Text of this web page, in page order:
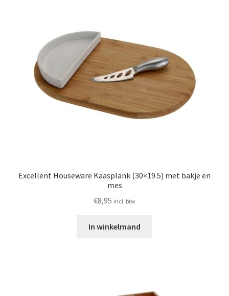
Excellent Houseware Kaasplank (30×19.5) met bakje en
mes
€8,95 incl. btw
In winkelmand